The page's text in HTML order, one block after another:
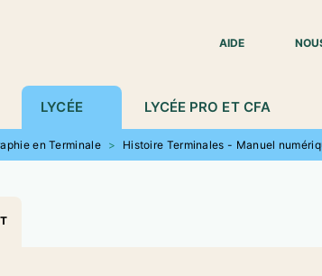
AIDE
LYCÉE LYCÉE PRO ET CFA
en Terminale > Histoire Terminales - Manuel